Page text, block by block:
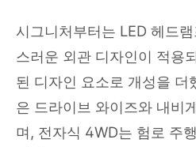
시그니처부터는 LED 헤드
스러운 외관 디자인이 적용
된 디자인 요소로 개성을 더
은 드라이브 와이즈와 내비
며, 전자식 4WD는 험로 주